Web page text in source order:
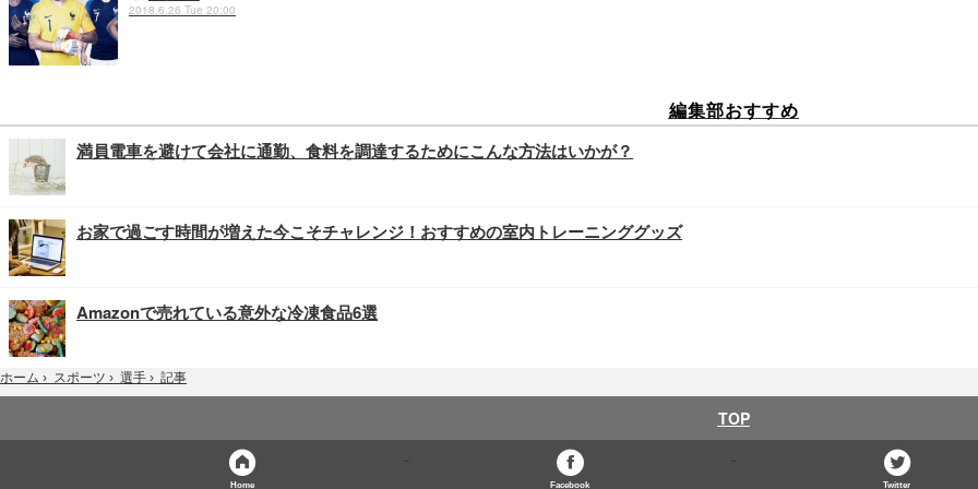
2018.6.26 Tue 20:00
編集部おすすめ
満員電車を避けて会社に通勤、食料を調達するためにこんな方法はいかが？
お家で過ごす時間が増えた今こそチャレンジ！おすすめの室内トレーニンググッズ
Amazonで売れている意外な冷凍食品6選
ホーム › スポーツ › 選手 › 記事
TOP
Home Facebook Twitter